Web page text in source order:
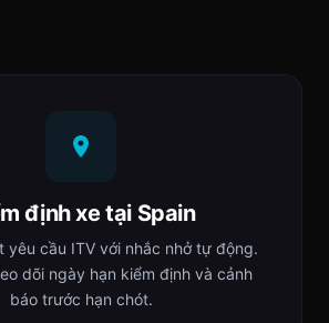
định xe tại Spain
yêu cầu ITV với nhắc nhở tự động.
dõi ngày hạn kiểm định và cảnh
báo trước hạn chót.